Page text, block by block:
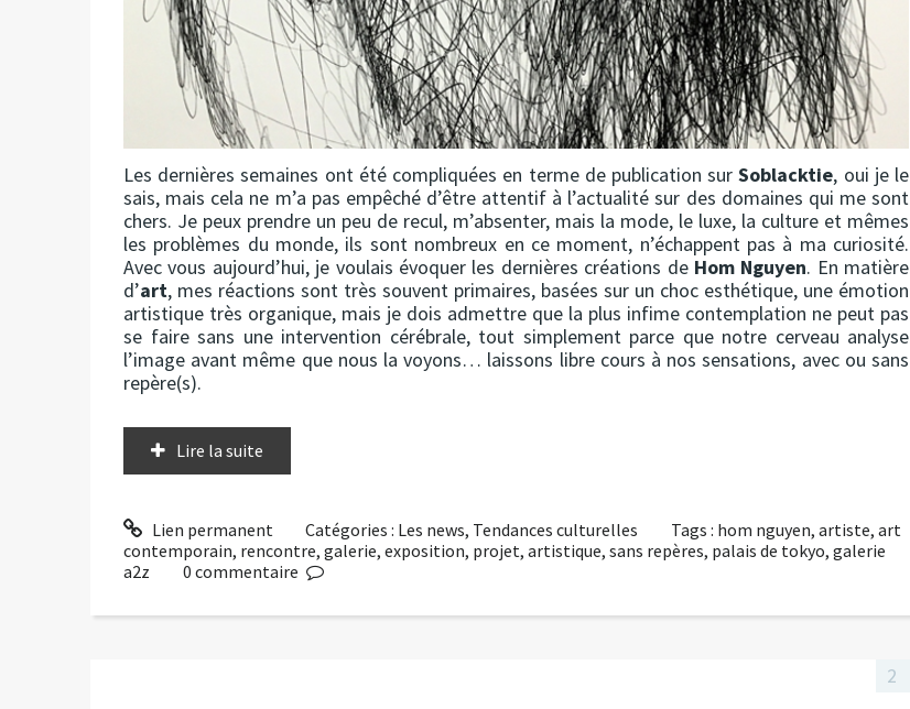
Les dernières semaines ont été compliquées en terme de publication surSoblacktie, oui je le
sais, mais cela ne m’a pas empêché d’être attentif à l’actualité sur des domaines qui me sont
chers. Je peux prendre un peu de recul, m’absenter, mais la mode, le luxe, la culture et mêmes
les problèmes du monde, ils sont nombreux en ce moment, n’échappent pas à ma curiosité.
Avec vous aujourd’hui, je voulais évoquer les dernières créations de Hom Nguyen. En matière
d’art, mes réactions sont très souvent primaires, basées sur un choc esthétique, une émotion
artistique très organique, mais je dois admettre que la plus infime contemplation ne peut pas
se faire sans une intervention cérébrale, tout simplement parce que notre cerveau analyse
l’image avant même que nous la voyons… laissons libre cours à nos sensations, avec ou sans
repère(s).
Lire la suite
Lien permanent Catégories : Les news, Tendances culturelles Tags : hom nguyen,artiste,art
contemporain, rencontre, galerie, exposition, projet, artistique, sans repères, palais de tokyo, galerie
a2z
0 commentaire
2